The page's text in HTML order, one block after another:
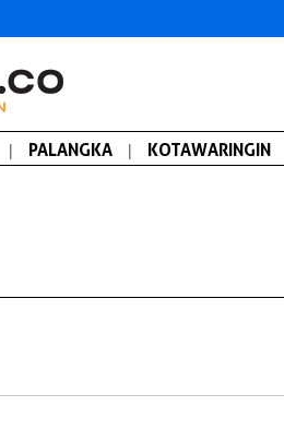
| PALANGKA | KOTAWARINGIN